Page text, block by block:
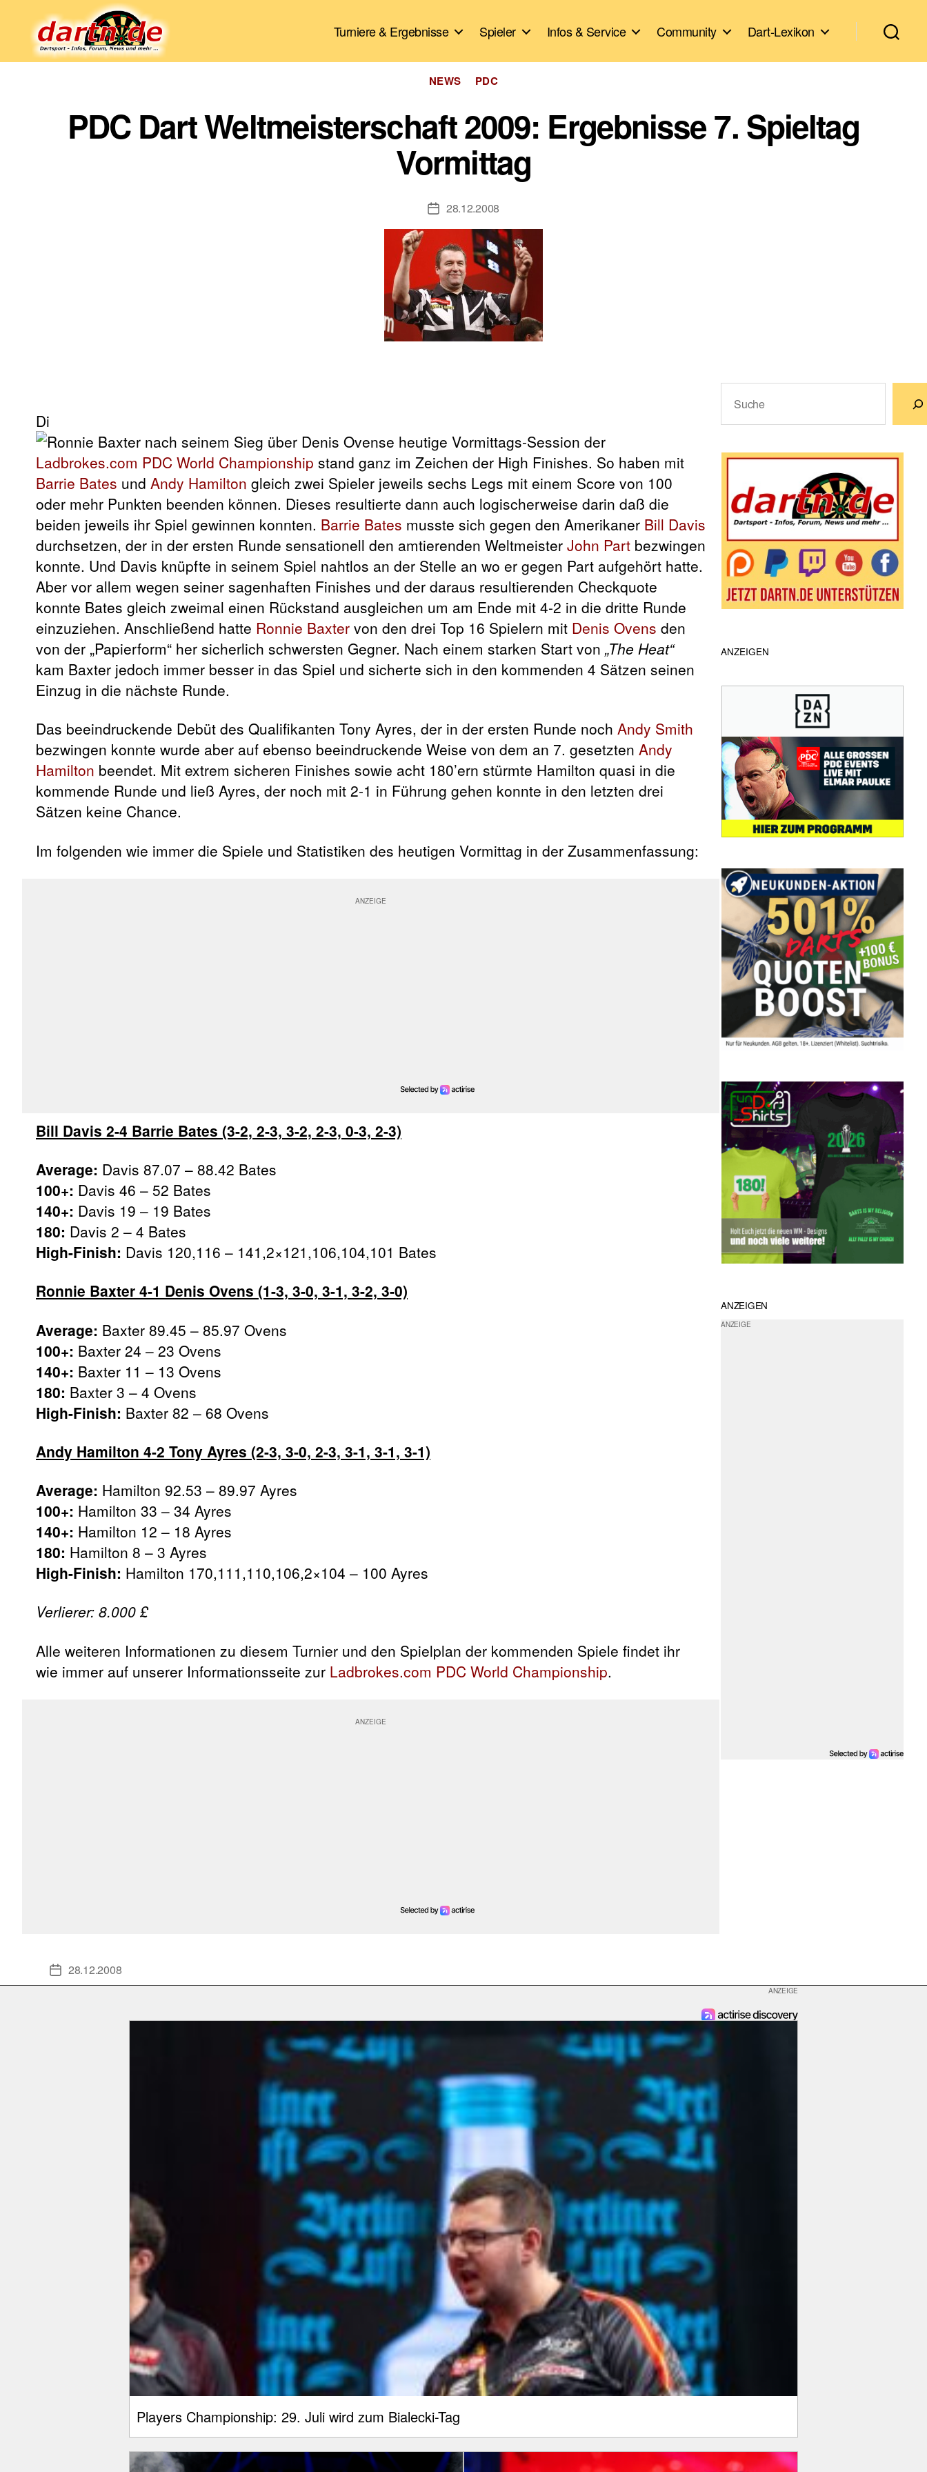
Turniere & Ergebnisse Spieler Infos & Service Community Dart-Lexikon
Kategorien
NEWS PDC
PDC Dart Weltmeisterschaft 2009: Ergebnisse 7. Spieltag
Vormittag
Veröffentlichungsdatum
28.12.2008
Di
e heutige Vormittags-Session der
Ladbrokes.com PDC World Championship stand ganz im Zeichen der High Finishes. So haben mit
Barrie Bates und Andy Hamilton gleich zwei Spieler jeweils sechs Legs mit einem Score von 100
oder mehr Punkten beenden können. Dieses resultierte dann auch logischerweise darin daß die
beiden jeweils ihr Spiel gewinnen konnten. Barrie Bates musste sich gegen den Amerikaner Bill Davis
durchsetzen, der in der ersten Runde sensationell den amtierenden Weltmeister John Part bezwingen
konnte. Und Davis knüpfte in seinem Spiel nahtlos an der Stelle an wo er gegen Part aufgehört hatte.
Aber vor allem wegen seiner sagenhaften Finishes und der daraus resultierenden Checkquote
konnte Bates gleich zweimal einen Rückstand ausgleichen um am Ende mit 4-2 in die dritte Runde
einzuziehen. Anschließend hatte Ronnie Baxter von den drei Top 16 Spielern mit Denis Ovens den
von der „Papierform“ her sicherlich schwersten Gegner. Nach einem starken Start von „The Heat“
kam Baxter jedoch immer besser in das Spiel und sicherte sich in den kommenden 4 Sätzen seinen
Einzug in die nächste Runde.
Das beeindruckende Debüt des Qualifikanten Tony Ayres, der in der ersten Runde noch Andy Smith
bezwingen konnte wurde aber auf ebenso beeindruckende Weise von dem an 7. gesetzten Andy
Hamilton beendet. Mit extrem sicheren Finishes sowie acht 180’ern stürmte Hamilton quasi in die
kommende Runde und ließ Ayres, der noch mit 2-1 in Führung gehen konnte in den letzten drei
Sätzen keine Chance.
Im folgenden wie immer die Spiele und Statistiken des heutigen Vormittag in der Zusammenfassung:
Bill Davis 2-4 Barrie Bates (3-2, 2-3, 3-2, 2-3, 0-3, 2-3)
Average: Davis 87.07 – 88.42 Bates
100+: Davis 46 – 52 Bates
140+: Davis 19 – 19 Bates
180: Davis 2 – 4 Bates
High-Finish: Davis 120,116 – 141,2×121,106,104,101 Bates
Ronnie Baxter 4-1 Denis Ovens (1-3, 3-0, 3-1, 3-2, 3-0)
Average: Baxter 89.45 – 85.97 Ovens
100+: Baxter 24 – 23 Ovens
140+: Baxter 11 – 13 Ovens
180: Baxter 3 – 4 Ovens
High-Finish: Baxter 82 – 68 Ovens
Andy Hamilton 4-2 Tony Ayres (2-3, 3-0, 2-3, 3-1, 3-1, 3-1)
Average: Hamilton 92.53 – 89.97 Ayres
100+: Hamilton 33 – 34 Ayres
140+: Hamilton 12 – 18 Ayres
180: Hamilton 8 – 3 Ayres
High-Finish: Hamilton 170,111,110,106,2×104 – 100 Ayres
Verlierer: 8.000 £
Alle weiteren Informationen zu diesem Turnier und den Spielplan der kommenden Spiele findet ihr
wie immer auf unserer Informationsseite zur Ladbrokes.com PDC World Championship.
ANZEIGEN
ANZEIGEN
Veröffentlichungsdatum
28.12.2008
Players Championship: 29. Juli wird zum Bialecki-Tag